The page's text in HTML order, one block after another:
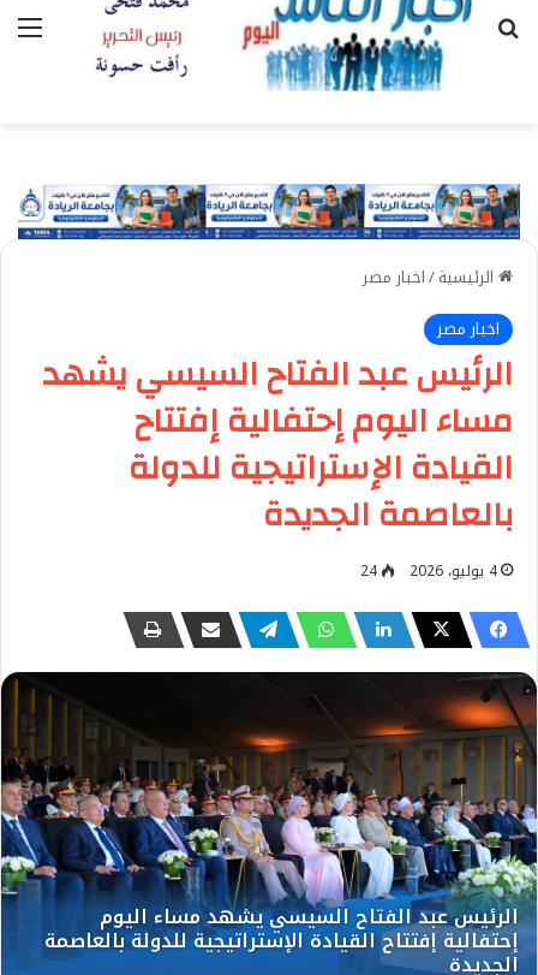
بحث عن
الرئيسية/اخبار مصر
اخبار مصر
الرئيس عبد الفتاح السيسي يشهد
مساء اليوم إحتفالية إفتتاح
القيادة الإستراتيجية للدولة
بالعاصمة الجديدة
4 يوليو، 2026 24